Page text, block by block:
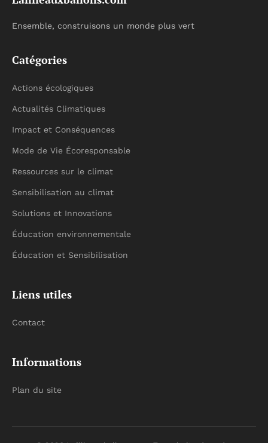
Ensemble, construisons un monde plus vert
Catégories
Actions écologiques
Actualités Climatiques
Impact et Conséquences
Mode de Vie Écoresponsable
Ressources sur le climat
Sensibilisation au climat
Solutions et Innovations
Éducation environnementale
Éducation et Sensibilisation
Liens utiles
Contact
Informations
Plan du site